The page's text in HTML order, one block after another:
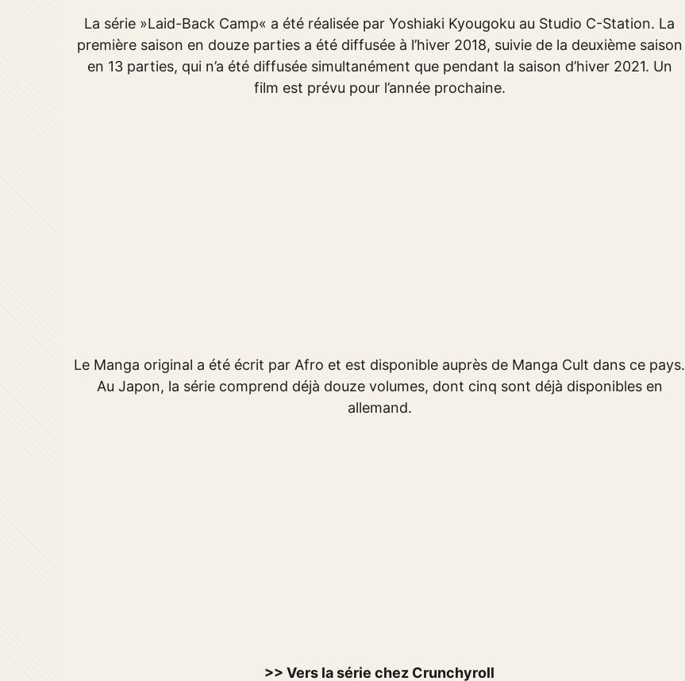
La série »Laid-Back Camp« a été réalisée par Yoshiaki Kyougoku au Studio C-Station. La
première saison en douze parties a été diffusée à l’hiver 2018, suivie de la deuxième saison
en 13 parties, qui n’a été diffusée simultanément que pendant la saison d’hiver 2021. Un
film est prévu pour l’année prochaine.
Le Manga original a été écrit par Afro et est disponible auprès de Manga Cult dans ce pays.
Au Japon, la série comprend déjà douze volumes, dont cinq sont déjà disponibles en
allemand.
>> Vers la série chez Crunchyroll